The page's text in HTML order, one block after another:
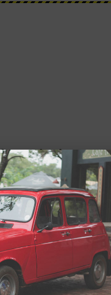
ont également